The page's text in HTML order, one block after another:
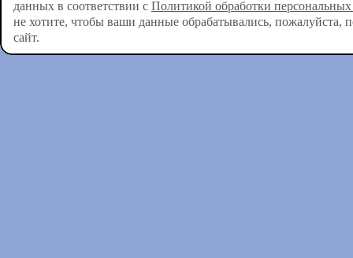
данных в соответствии с Политикой обработки
не хотите, чтобы ваши данные обрабатывались, пожалуйста,
сайт.